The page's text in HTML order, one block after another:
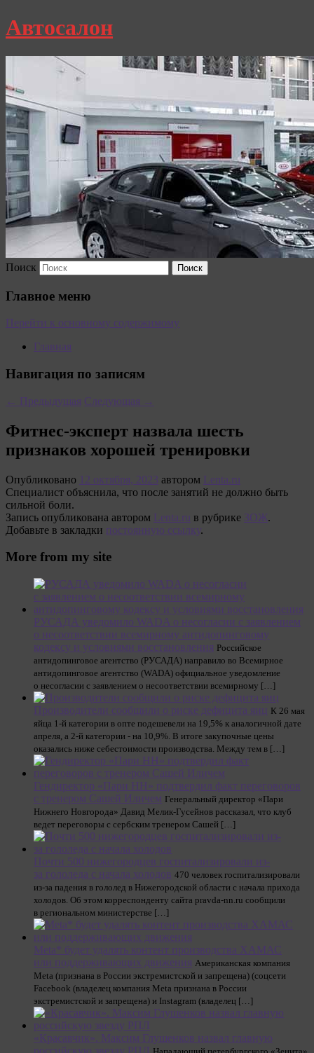
Автосалон
Поиск
Главное меню
Перейти к основному содержимому
Главная
Навигация по записям
← Предыдущая Следующая →
Фитнес-эксперт назвала шесть
признаков хорошей тренировки
Опубликовано 12 октября, 2023 автором Lenta.ru
Специалист объяснила, что после занятий не должно быть
сильной боли.
Запись опубликована автором Lenta.ru в рубрике ЗОЖ.
Добавьте в закладки постоянную ссылку.
More from my site
РУСАДА уведомило WADA о несогласии с заявлением
о несоответствии всемирному антидопинговому
кодексу и условиями восстановления Российское
антидопинговое агентство (РУСАДА) направило во Всемирное
антидопинговое агентство (WADA) официальное уведомление
о несогласии с заявлением о несоответствии всемирному […]
Производители сообщили о риске дефицита яиц К 26 мая
яйца 1-й категории в опте подешевели на 19,5% к аналогичной дате
апреля, а 2-й категории - на 10,9%. В итоге закупочные цены
оказались ниже себестоимости производства. Между тем в […]
Гендиректор «Пари НН» подтвердил факт переговоров
с тренером Сашей Иличем Генеральный директор «Пари
Нижнего Новгорода» Давид Мелик-Гусейнов рассказал, что клуб
ведет переговоры с сербским тренером Сашей […]
Почти 500 нижегородцев госпитализировали из-
за гололеда с начала холодов 470 человек госпитализировали
из-за падения в гололед в Нижегородской области с начала прихода
холодов. Об этом корреспонденту сайта pravda-nn.ru сообщили
в региональном министерстве […]
Meta* будет удалять контент производства ХАМАС
или поддерживающих движения Американская компания
Meta (признана в России экстремистской и запрещена) (соцсети
Facebook (владелец компания Meta признана в России
экстремистской и запрещена) и Instagram (владелец […]
«Красавчик». Максим Глушенков назвал главную
российскую звезду РПЛ